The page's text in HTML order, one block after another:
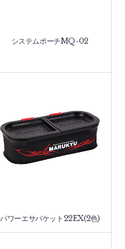
システムポーチMQ-02
パワーエサバケット22EX(2色)